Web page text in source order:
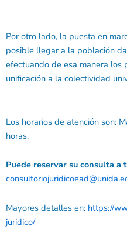
Por otro lado, la puesta en
posible llegar a la población
efectuando de esa manera los
unificación a la colectividad
Los horarios de atención son:
horas.
Puede reservar su consulta a
Mayores detalles en: https://
juridico/